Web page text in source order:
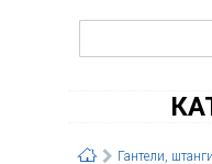
Гантели,